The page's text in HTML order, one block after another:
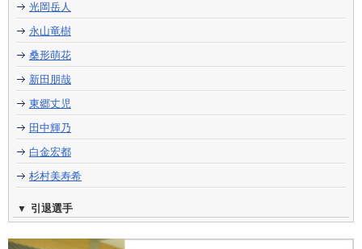
光岡岳人
永山竜樹
桑形萌花
新田朋哉
東郷丈児
田中輝乃
白金宏都
杉村美寿希
引退選手